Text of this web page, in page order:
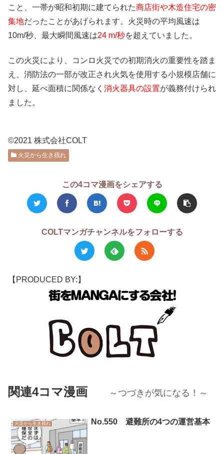
こと、一帯が昭和初期に建てられた商店街や木造住宅の密
集地だったことがあげられます。火災時の平均風速は
10m/秒、最大瞬間風速は24 m/秒を超えていました。
この火災により、コンロ火災での初期消火の重要性を踏ま
え、消防法の一部が改正され火気を使用する小規模店舗に
対し、延べ面積に関係なく 消火器具の設置が義務付けられ
ました。
©2021 株式会社COLT
火災から生き残れ
この4コマ漫画をシェアする
COLTマンガチャンネルをフォローする
【PRODUCED BY:】
関連4コマ漫画 ～つづきが気になる！～
火災から生き残れ No.550 避難所の4つの運営基本